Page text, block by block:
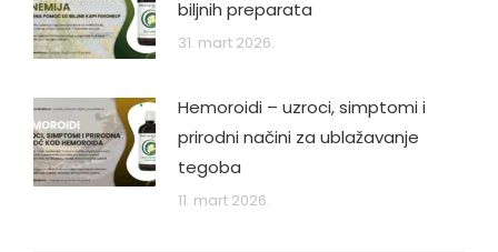
biljnih preparata
31. mart 2026.
Hemoroidi – uzroci, simptomi i
prirodni načini za ublažavanje
tegoba
11. mart 2026.